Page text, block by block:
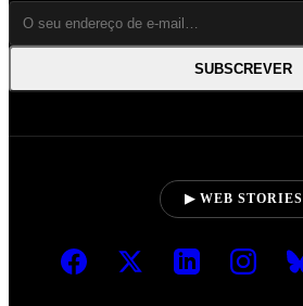
SUBSCREVER
▶ WEB STORIES